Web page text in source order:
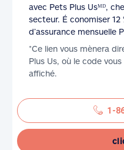
avec Pets Plus Usᴹᴰ,
secteur. É conomiser
d’assurance mensuelle
*Ce lien vous mènera
Plus Us, où le code
affiché.
1-